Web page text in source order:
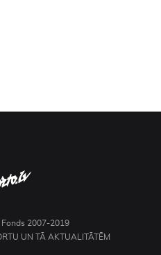
2007-2019
UN TĀ AKTUALITĀTĒM